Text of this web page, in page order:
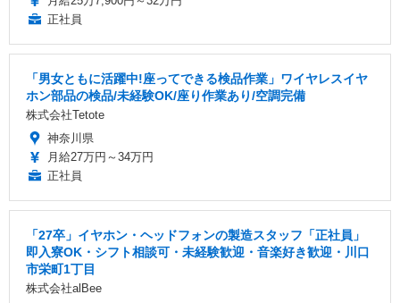
正社員
「男女ともに活躍中!座ってできる検品作業」ワイヤレスイヤ
ホン部品の検品/未経験OK/座り作業あり/空調完備
株式会社Tetote
神奈川県
月給27万円～34万円
正社員
「27卒」イヤホン・ヘッドフォンの製造スタッフ「正社員」
即入寮OK・シフト相談可・未経験歓迎・音楽好き歓迎・川口
市栄町1丁目
株式会社alBee